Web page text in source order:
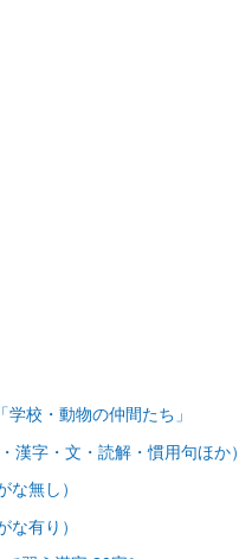
校・動物の仲間たち」
字・文・読解・慣用句ほか）
な無し）
な有り）